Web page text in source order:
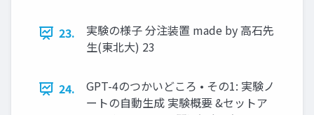
23.
実験の様子 分注装置 made by 高石先
生(東北大) 23
24.
GPT-4のつかいどころ • その1: 実験ノ
ートの自動生成 実験概要 &セットア